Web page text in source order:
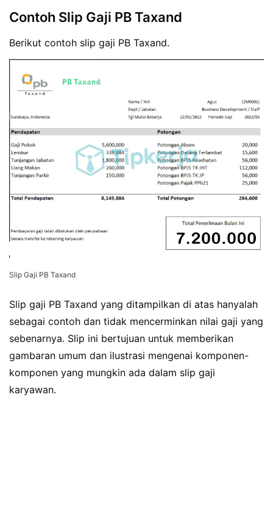
Contoh Slip Gaji PB Taxand
Berikut contoh slip gaji PB Taxand.
Slip Gaji PB Taxand
Slip gaji PB Taxand yang ditampilkan di atas hanyalah
sebagai contoh dan tidak mencerminkan nilai gaji yang
sebenarnya. Slip ini bertujuan untuk memberikan
gambaran umum dan ilustrasi mengenai komponen-
komponen yang mungkin ada dalam slip gaji
karyawan.